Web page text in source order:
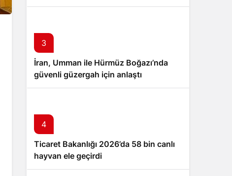
3
İran, Umman ile Hürmüz Boğazı’nda
güvenli güzergah için anlaştı
4
Ticaret Bakanlığı 2026’da 58 bin canlı
hayvan ele geçirdi